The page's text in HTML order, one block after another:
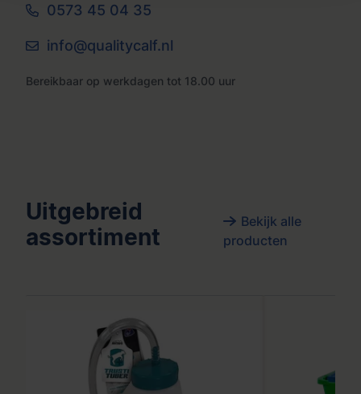
0573 45 04 35
info@qualitycalf.nl
Bereikbaar op werkdagen tot 18.00 uur
Uitgebreid
assortiment
Bekijk alle
producten